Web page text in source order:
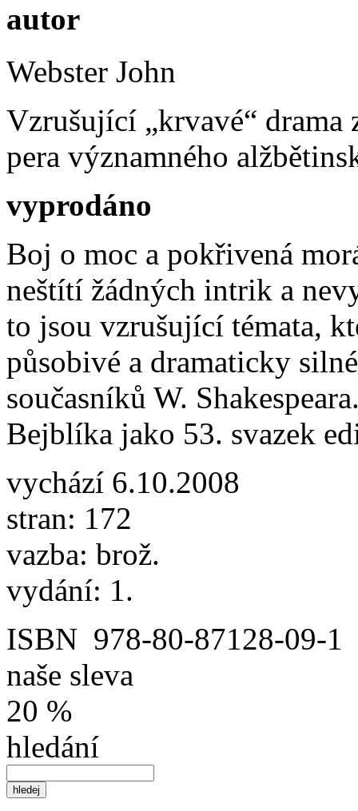
autor
Webster John
Vzrušující „krvavé“
pera významného
vyprodáno
Boj o moc a pokřivená
neštítí žádných intrik a
to jsou vzrušující témata,
působivé a dramaticky
současníků W.
Bejblíka jako 53. svazek
vychází 6.10.2008
stran: 172
vazba: brož.
vydání: 1.
ISBN 978-80-87128-09-1
naše sleva
20 %
hledání